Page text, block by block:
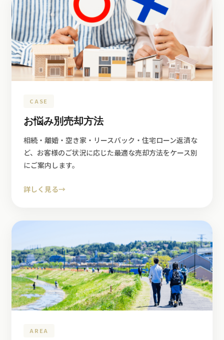
CASE
お悩み別売却方法
相続・離婚・空き家・リースバック・住宅ローン返済な
ど、お客様のご状況に応じた最適な売却方法をケース別
にご案内します。
詳しく見る→
AREA